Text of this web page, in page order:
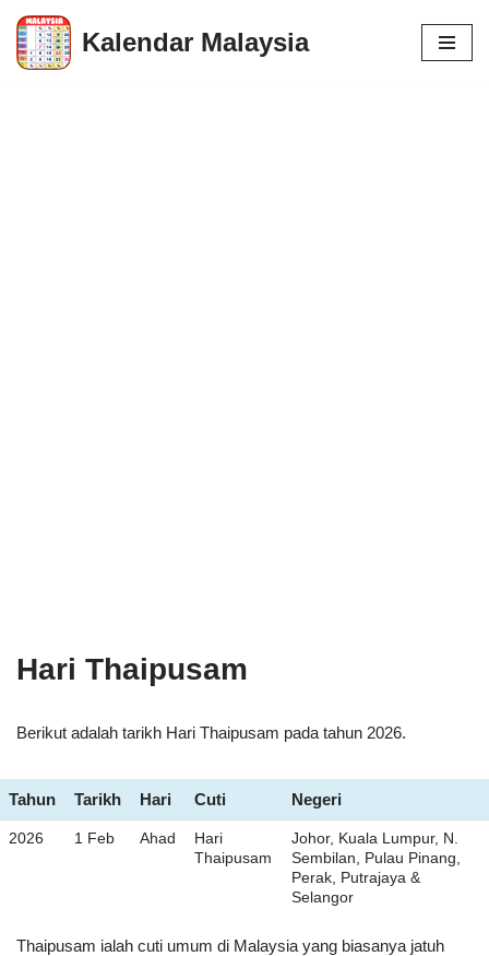
Skip
Kalendar Malaysia
Hari Thaipusam
Berikut adalah tarikh Hari Thaipusam pada tahun 2026.
Tahun Tarikh Hari Cuti Negeri
2026 1 Feb Ahad
Hari
Thaipusam
Johor, Kuala Lumpur, N.
Sembilan, Pulau Pinang,
Perak, Putrajaya &
Selangor
Thaipusam ialah cuti umum di Malaysia yang biasanya jatuh